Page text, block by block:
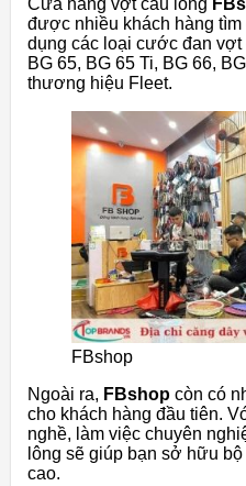
được nhiều khách hàng
dụng các loại cước đan
BG 65, BG 65 Ti, BG 66,
thương hiệu Fleet.
FBshop
Ngoài ra, FBshop còn có
cho khách hàng đầu tiên.
nghề, làm việc chuyên
lông sẽ giúp bạn sở hữu
cao.